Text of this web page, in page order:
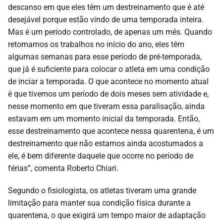
descanso em que eles têm um destreinamento que é até
desejável porque estão vindo de uma temporada inteira.
Mas é um período controlado, de apenas um mês. Quando
retomamos os trabalhos no início do ano, eles têm
algumas semanas para esse período de pré-temporada,
que já é suficiente para colocar o atleta em uma condição
de inciar a temporada. O que acontece no momento atual
é que tivemos um período de dois meses sem atividade e,
nesse momento em que tiveram essa paralisação, ainda
estavam em um momento inicial da temporada. Então,
esse destreinamento que acontece nessa quarentena, é um
destreinamento que não estamos ainda acostumados a
ele, é bem diferente daquele que ocorre no período de
férias”, comenta Roberto Chiari.
Segundo o fisiologista, os atletas tiveram uma grande
limitação para manter sua condição física durante a
quarentena, o que exigirá um tempo maior de adaptação